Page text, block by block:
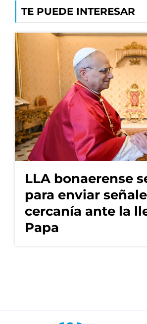
TE PUEDE INTERESAR
LLA bonaerense
para enviar
cercanía ante la
Papa